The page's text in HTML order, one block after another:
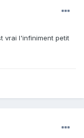
vrai l'infiniment petit